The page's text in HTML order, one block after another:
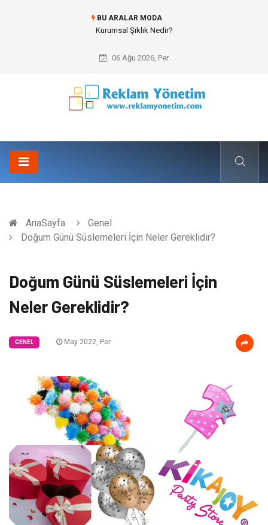
BU ARALAR MODA
Kurumsal Şıklık Nedir?
06 Ağu 2026, Per
AnaSayfa
Genel
Doğum Günü Süslemeleri İçin Neler Gereklidir?
Doğum Günü Süslemeleri İçin
Neler Gereklidir?
GENEL May 2022, Per